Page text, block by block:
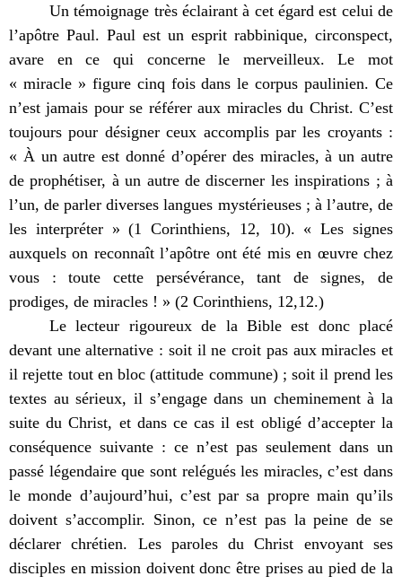
Un témoignage très éclairant à cet égard est celui de
l’apôtre Paul. Paul est un esprit rabbinique, circonspect,
avare en ce qui concerne le merveilleux. Le mot
« miracle » figure cinq fois dans le corpus paulinien. Ce
n’est jamais pour se référer aux miracles du Christ. C’est
toujours pour désigner ceux accomplis par les croyants :
« À un autre est donné d’opérer des miracles, à un autre
de prophétiser, à un autre de discerner les inspirations ; à
l’un, de parler diverses langues mystérieuses ; à l’autre, de
les interpréter » (1 Corinthiens, 12, 10). « Les signes
auxquels on reconnaît l’apôtre ont été mis en œuvre chez
vous : toute cette persévérance, tant de signes, de
prodiges, de miracles ! » (2 Corinthiens, 12,12.)
Le lecteur rigoureux de la Bible est donc placé
devant une alternative : soit il ne croit pas aux miracles et
il rejette tout en bloc (attitude commune) ; soit il prend les
textes au sérieux, il s’engage dans un cheminement à la
suite du Christ, et dans ce cas il est obligé d’accepter la
conséquence suivante : ce n’est pas seulement dans un
passé légendaire que sont relégués les miracles, c’est dans
le monde d’aujourd’hui, c’est par sa propre main qu’ils
doivent s’accomplir. Sinon, ce n’est pas la peine de se
déclarer chrétien. Les paroles du Christ envoyant ses
disciples en mission doivent donc être prises au pied de la